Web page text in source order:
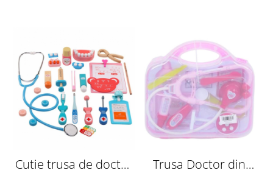
Cutie trusa de doctor
Trusa Doctor din